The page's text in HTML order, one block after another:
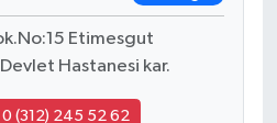
Etimesgut
Hastanesi kar.
0 (312) 245 52 62